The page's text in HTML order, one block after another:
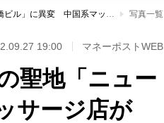
取り壊し間近のサラリーマンの聖地「ニュー新橋ビル」に異変 中国系マッサージ店が続々入居でカオス状態 写真一覧
19:00 マネーポストWEB
聖地「ニュー
サージ店が